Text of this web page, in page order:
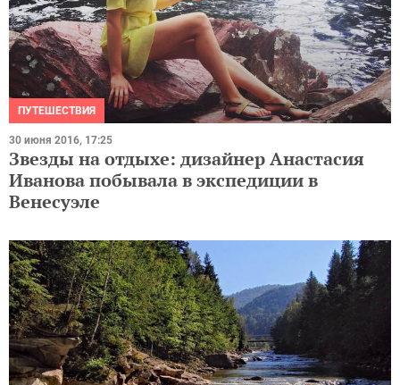
ПУТЕШЕСТВИЯ
30 июня 2016, 17:25
Звезды на отдыхе: дизайнер Анастасия
Иванова побывала в экспедиции в
Венесуэле